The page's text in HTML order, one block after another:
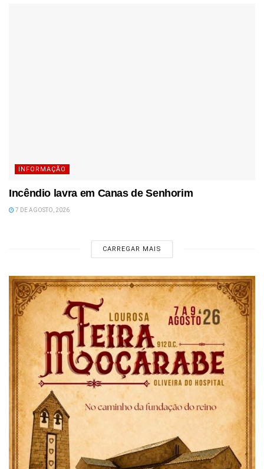
INFORMAÇÃO
Incêndio lavra em Canas de Senhorim
7 DE AGOSTO, 2026
CARREGAR MAIS